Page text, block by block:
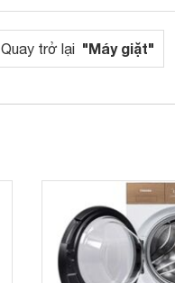
Quay trở lại "Máy giặt"